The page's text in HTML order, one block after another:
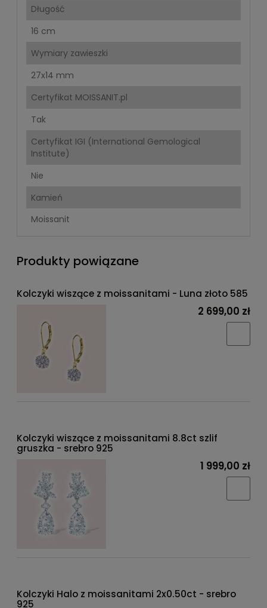
Długość
16 cm
Wymiary zawieszki
27x14 mm
Certyfikat MOISSANIT.pl
Tak
Certyfikat IGI (International Gemological
Institute)
Nie
Kamień
Moissanit
Produkty powiązane
Kolczyki wiszące z moissanitami - Luna złoto 585
2 699,00 zł
Kolczyki wiszące z moissanitami 8.8ct szlif
gruszka - srebro 925
1 999,00 zł
Kolczyki Halo z moissanitami 2x0.50ct - srebro
925